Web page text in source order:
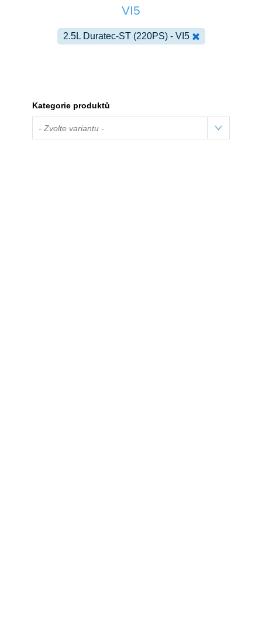
VI5
2.5L Duratec-ST (220PS) - VI5
Kategorie produktů
- Zvolte variantu -